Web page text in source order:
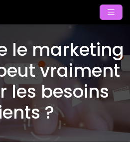
le marketing
vraiment
les besoins
?